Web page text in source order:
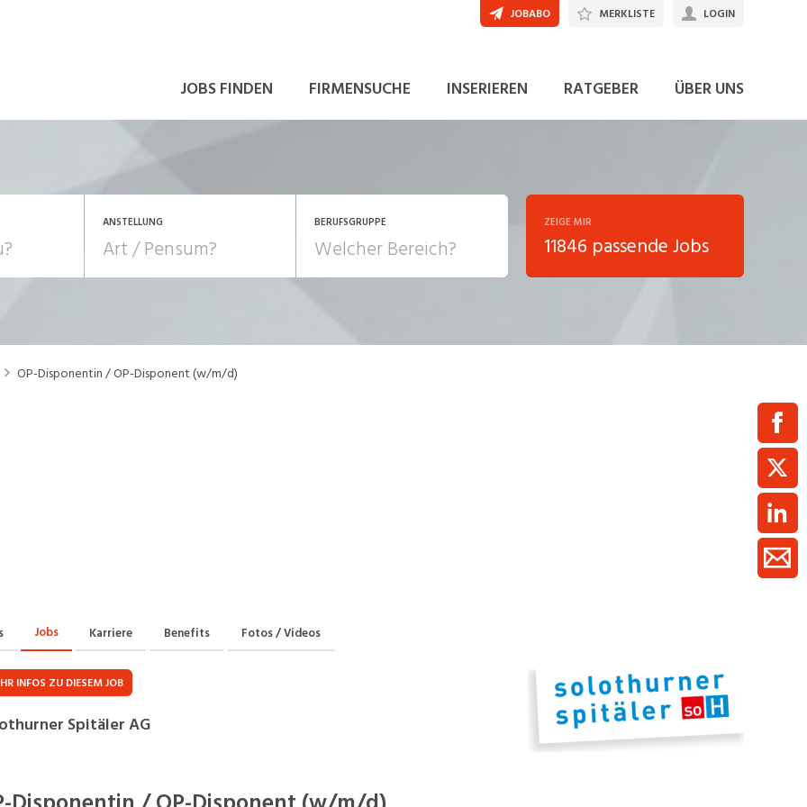
JOBS FINDEN FIRMENSUCHE INSERIEREN RATGEBER ÜBER UNS
JOBABO MERKLISTE LOGIN
ANSTELLUNG
Temporär (befristet)
BERUFSGRUPPE
Human Resources
Handel, Kundenberatung,
ZEIGE MIR
11846 passende Jobs
OP-Disponentin / OP-Disponent (w/m/d)
JETZT BEWERBEN
Jobs Karriere Benefits Fotos / Videos
INFOS ZU DIESEM JOB
Spitäler AG